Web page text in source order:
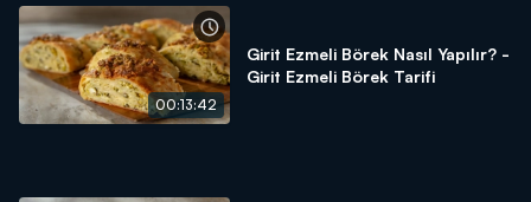
00:13:42
Girit Ezmeli Börek Nasıl Yapılır? -
Girit Ezmeli Börek Tarifi